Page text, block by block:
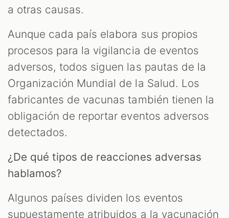
a otras causas.
Aunque cada país elabora sus propios
procesos para la vigilancia de eventos
adversos, todos siguen las pautas de la
Organización Mundial de la Salud. Los
fabricantes de vacunas también tienen la
obligación de reportar eventos adversos
detectados.
¿De qué tipos de reacciones adversas
hablamos?
Algunos países dividen los eventos
supuestamente atribuidos a la vacunación